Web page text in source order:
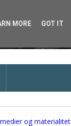
og materialitet
MORE GOT IT